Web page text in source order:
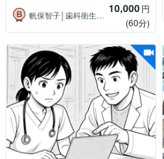
帆保智子│歯科衛生士｜医療・健康ライター 10,000円
(60分)